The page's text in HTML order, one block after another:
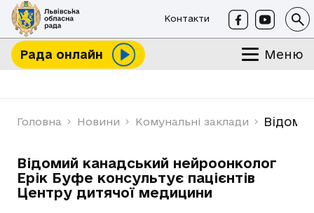
Контакти
Рада онлайн Меню
Головна Новини Комунальні заклади
Відомий канадський нейроонколог
Ерік Буфе консультує пацієнтів
Центру дитячої медицини